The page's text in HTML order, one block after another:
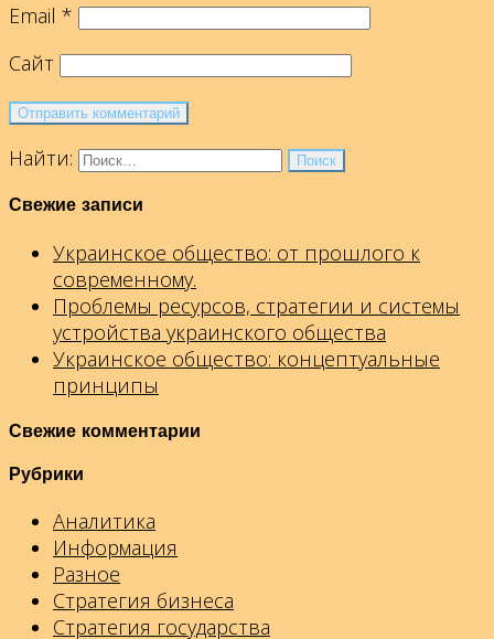
Email *
Сайт
Найти:
Свежие записи
Украинское общество: от прошлого к
современному.
Проблемы ресурсов, стратегии и системы
устройства украинского общества
Украинское общество: концептуальные
принципы
Свежие комментарии
Рубрики
Аналитика
Информация
Разное
Стратегия бизнеса
Стратегия государства